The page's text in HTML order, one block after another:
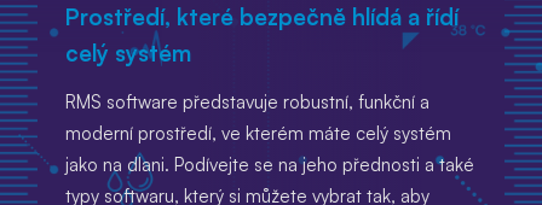
Prostředí, které bezpečně hlídá a řídí
celý systém
RMS software představuje robustní, funkční a
moderní prostředí, ve kterém máte celý systém
jako na dlani. Podívejte se na jeho přednosti a také
typy softwaru, který si můžete vybrat tak, aby